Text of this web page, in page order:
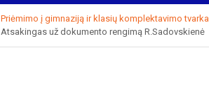
Priėmimo į gimnaziją ir klasių komplektavimo tvarka
Atsakingas už dokumento rengimą R.Sadovskienė